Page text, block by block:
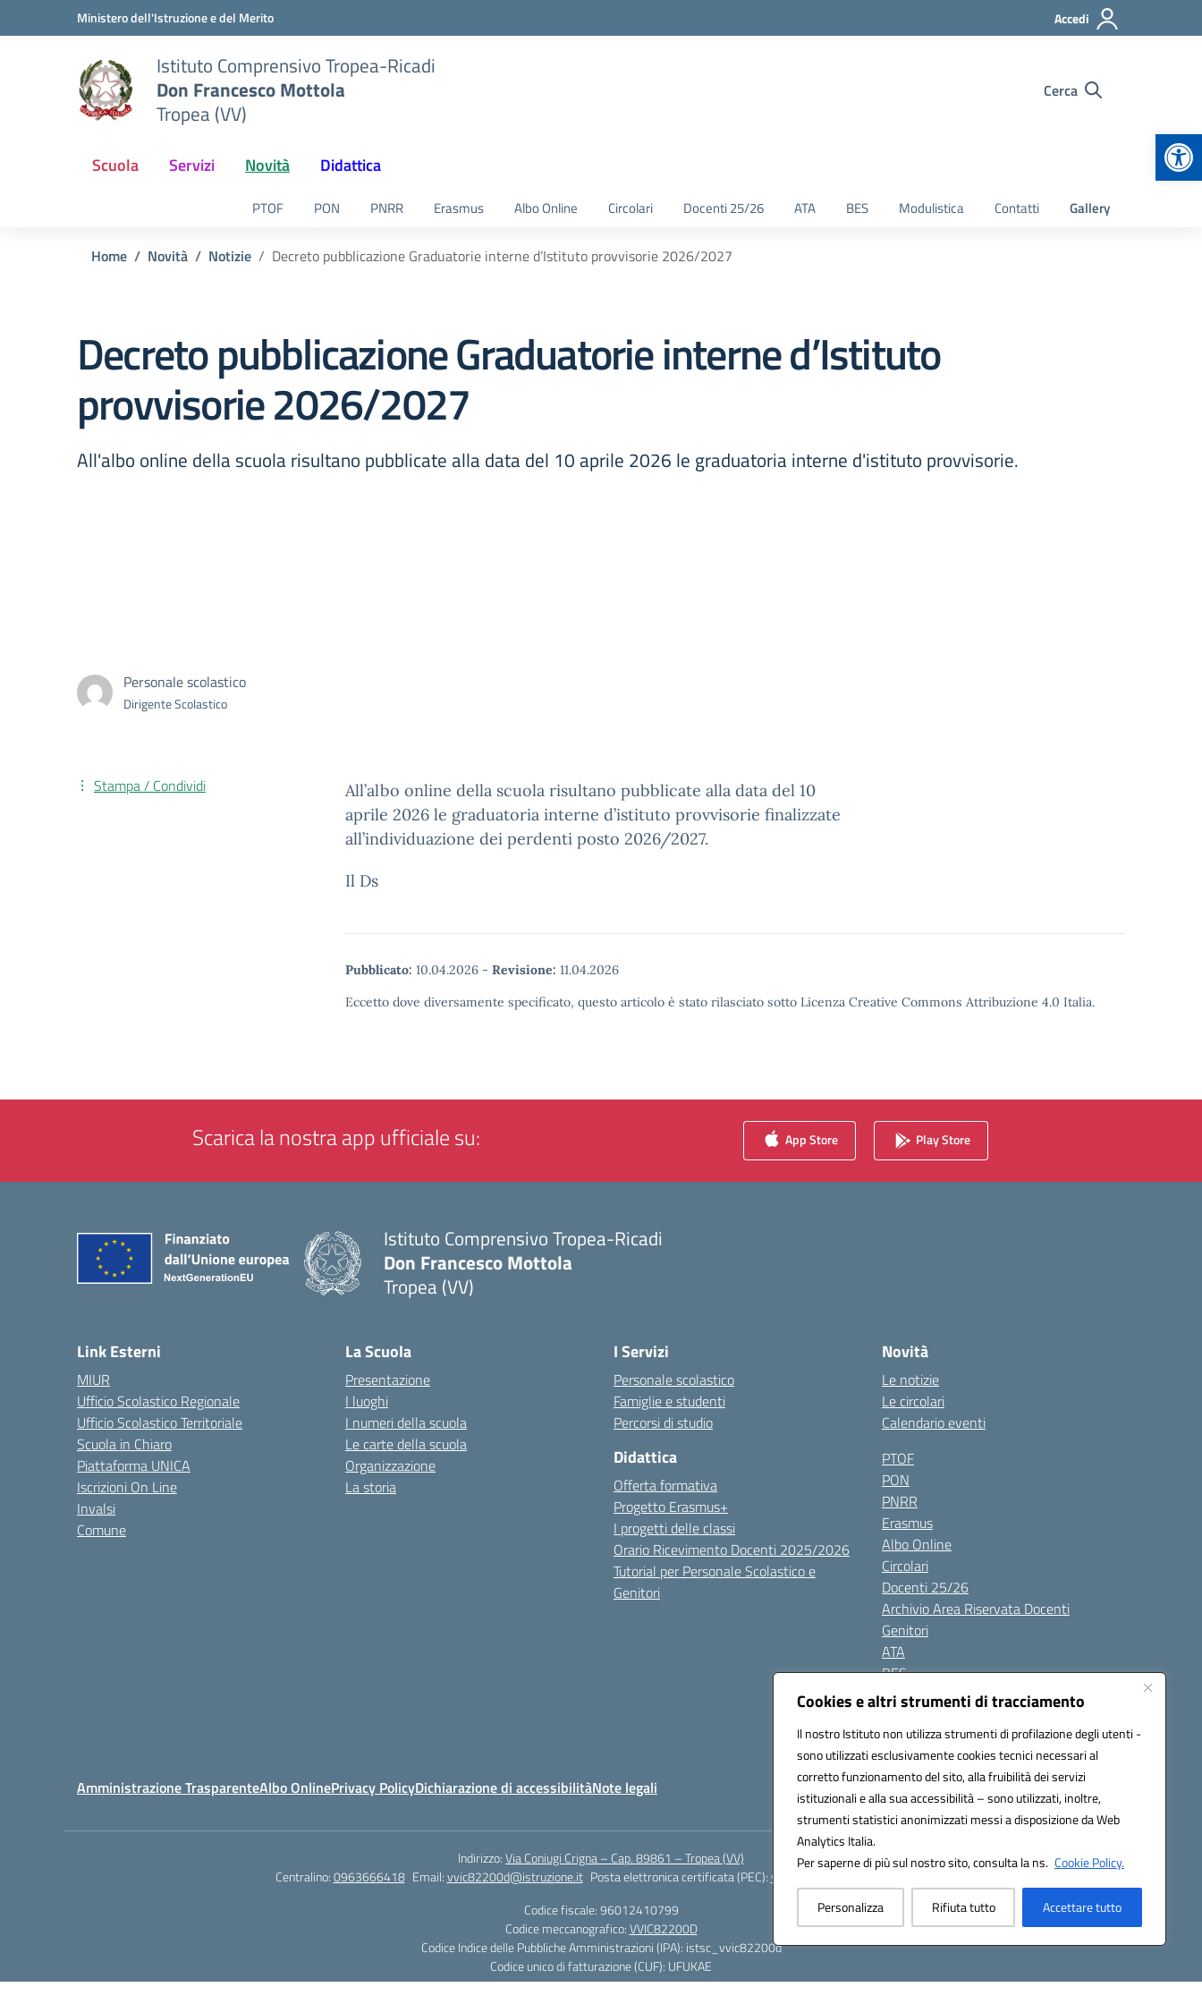
Cookies e altri strumenti di tracciamento
Il nostro Istituto non utilizza strumenti di profilazione degli utenti -
sono utilizzati esclusivamente cookies tecnici necessari al
corretto funzionamento del sito, alla fruibilità dei servizi
istituzionali e alla sua accessibilità – sono utilizzati, inoltre,
strumenti statistici anonimizzati messi a disposizione da Web
Analytics Italia.
Per saperne di più sul nostro sito, consulta la ns. Cookie Policy.
Personalizza Rifiuta tutto Accettare tutto
Vai ai contenuti
Vai al menu di navigazioneMinistero dell'Istruzione e del Merito Accedi
Istituto Comprensivo Tropea-Ricadi
Don Francesco Mottola
Tropea (VV)
Cerca
Scuola Servizi Novità Didattica
PTOF PON PNRR Erasmus Albo Online Circolari Docenti 25/26 ATA BES Modulistica Contatti Gallery
Home Novità Notizie Decreto pubblicazione Graduatorie interne d’Istituto provvisorie 2026/2027
Decreto pubblicazione Graduatorie interne d’Istituto
provvisorie 2026/2027
All'albo online della scuola risultano pubblicate alla data del 10 aprile 2026 le graduatoria interne d'istituto provvisorie.
Personale scolastico
Dirigente Scolastico
All’albo online della scuola risultano pubblicate alla data del 10
aprile 2026 le graduatoria interne d’istituto provvisorie finalizzate
all’individuazione dei perdenti posto 2026/2027.
Il Ds
Pubblicato: 10.04.2026 - Revisione: 11.04.2026
Eccetto dove diversamente specificato, questo articolo è stato rilasciato sotto Licenza Creative Commons Attribuzione 4.0 Italia.
Stampa / Condividi
Scarica la nostra app ufficiale su: App Store Play Store
Istituto Comprensivo Tropea-Ricadi
Don Francesco Mottola
Tropea (VV)
Link Esterni
MIUR
Ufficio Scolastico Regionale
Ufficio Scolastico Territoriale
Scuola in Chiaro
Piattaforma UNICA
Iscrizioni On Line
Invalsi
Comune
La Scuola
Presentazione
I luoghi
I numeri della scuola
Le carte della scuola
Organizzazione
La storia
I Servizi
Personale scolastico
Famiglie e studenti
Percorsi di studio
Didattica
Offerta formativa
Progetto Erasmus+
I progetti delle classi
Orario Ricevimento Docenti 2025/2026
Tutorial per Personale Scolastico e
Genitori
Novità
Le notizie
Le circolari
Calendario eventi
PTOF
PON
PNRR
Erasmus
Albo Online
Circolari
Docenti 25/26
Archivio Area Riservata Docenti
Genitori
ATA
BES
Modulistica
Gallery
Amministrazione TrasparenteAlbo OnlinePrivacy PolicyDichiarazione di accessibilitàNote legali
Indirizzo:Via Coniugi Crigna – Cap. 89861 – Tropea (VV)
Centralino:0963666418 Email:vvic82200d@istruzione.it Posta elettronica certificata (PEC):vvic82200d@pec.istruzione.it
Codice fiscale: 96012410799
Codice meccanografico:VVIC82200D
Codice Indice delle Pubbliche Amministrazioni (IPA): istsc_vvic82200d
Codice unico di fatturazione (CUF): UFUKAE